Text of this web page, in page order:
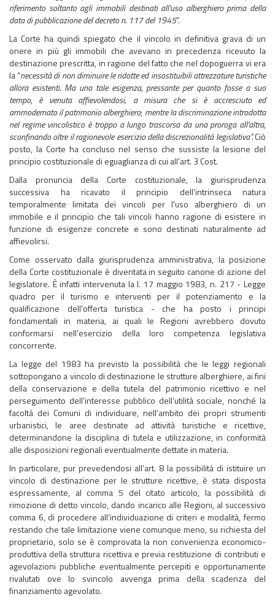
riferimento soltanto agli immobili destinati all'uso alberghiero prima della
data di pubblicazione del decreto n. 117 del 1945”.
La Corte ha quindi spiegato che il vincolo in definitiva grava di un
onere in più gli immobili che avevano in precedenza ricevuto la
destinazione prescritta, in ragione del fatto che nel dopoguerra vi era
la “necessità di non diminuire le ridotte ed insostituibili attrezzature turistiche
allora esistenti. Ma una tale esigenza, pressante per quanto fosse a suo
tempo, è venuta affievolendosi, a misura che si è accresciuto ed
ammodernato il patrimonio alberghiero; mentre la discriminazione introdotta
nel regime vincolistico è troppo a lungo trascorsa da una proroga all'altra,
sconfinando oltre il ragionevole esercizio della discrezionalità legislativa”.Ciò
posto, la Corte ha concluso nel senso che sussiste la lesione del
principio costituzionale di eguaglianza di cui all’art. 3 Cost.
Dalla pronuncia della Corte costituzionale, la giurisprudenza
successiva ha ricavato il principio dell'intrinseca natura
temporalmente limitata dei vincoli per l'uso alberghiero di un
immobile e il principio che tali vincoli hanno ragione di esistere in
funzione di esigenze concrete e sono destinati naturalmente ad
affievolirsi.
Come osservato dalla giurisprudenza amministrativa, la posizione
della Corte costituzionale è diventata in seguito canone di azione del
legislatore. È infatti intervenuta la l. 17 maggio 1983, n. 217 - Legge
quadro per il turismo e interventi per il potenziamento e la
qualificazione dell'offerta turistica - che ha posto i principi
fondamentali in materia, ai quali le Regioni avrebbero dovuto
conformarsi nell’esercizio della loro competenza legislativa
concorrente.
La legge del 1983 ha previsto la possibilità che le leggi regionali
sottopongano a vincolo di destinazione le strutture alberghiere, ai fini
della conservazione e della tutela del patrimonio ricettivo e nel
perseguimento dell’interesse pubblico dell’utilità sociale, nonché la
facoltà dei Comuni di individuare, nell’ambito dei propri strumenti
urbanistici, le aree destinate ad attività turistiche e ricettive,
determinandone la disciplina di tutela e utilizzazione, in conformità
alle disposizioni regionali eventualmente dettate in materia.
In particolare, pur prevedendosi all’art. 8 la possibilità di istituire un
vincolo di destinazione per le strutture ricettive, è stata disposta
espressamente, al comma 5 del citato articolo, la possibilità di
rimozione di detto vincolo, dando incarico alle Regioni, al successivo
comma 6, di procedere all’individuazione di criteri e modalità, fermo
restando che tale limitazione viene comunque meno, su richiesta del
proprietario, solo se è comprovata la non convenienza economico-
produttiva della struttura ricettiva e previa restituzione di contributi e
agevolazioni pubbliche eventualmente percepiti e opportunamente
rivalutati ove lo svincolo avvenga prima della scadenza del
finanziamento agevolato.